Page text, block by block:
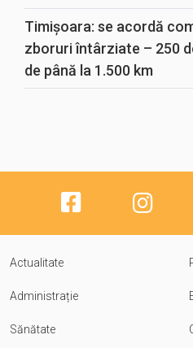
Timișoara: se acordă
zboruri întârziate – 250
de până la 1.500 km
Actualitate
Administrație
Sănătate